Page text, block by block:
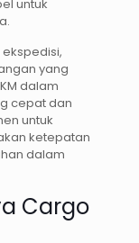
untuk
yang
dalam
cepat dan
untuk
ketepatan
dalam
Cargo